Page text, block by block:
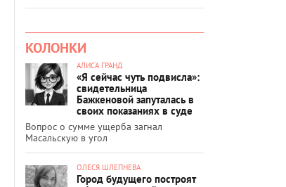
КОЛОНКИ
АЛИСА ГРАНД
«Я сейчас чуть подвисла»:
свидетельница
Бажкеновой запуталась в
своих показаниях в суде
Вопрос о сумме ущерба загнал
Масальскую в угол
ОЛЕСЯ ШЛЕПНЕВА
Город будущего построят